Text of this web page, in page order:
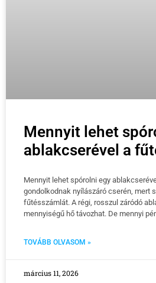
Mennyit lehet
ablakcserével a
Mennyit lehet spórolni egy
gondolkodnak nyílászáró cserén, mert
fűtésszámlát. A régi, rosszul záródó
mennyiségű hő távozhat. De mennyi
TOVÁBB OLVASOM »
március 11, 2026